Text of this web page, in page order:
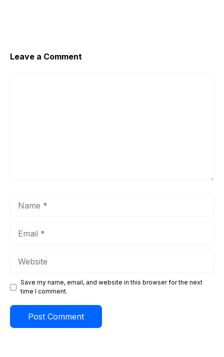
Leave a Comment
Save my name, email, and website in this browser for the next
time I comment.